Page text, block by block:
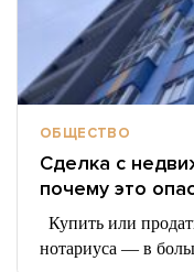
ОБЩЕСТВО
Сделка с
почему это
Купить или
нотариуса — в